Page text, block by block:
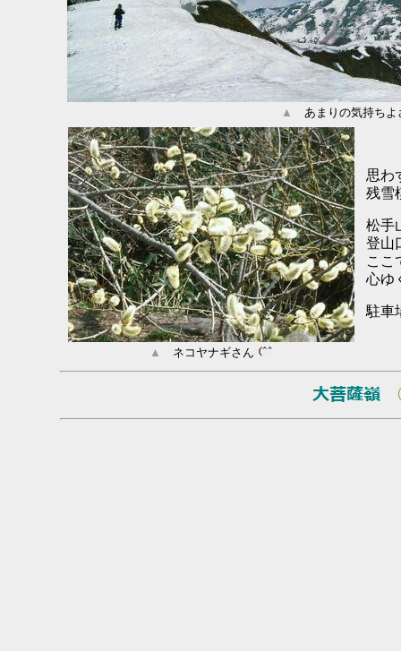
▲ あまりの気持ちよ
思わ
残雪
松手
登山
ここ
心ゆ
駐車
▲ ネコヤナギさん